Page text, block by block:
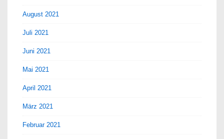
August 2021
Juli 2021
Juni 2021
Mai 2021
April 2021
März 2021
Februar 2021